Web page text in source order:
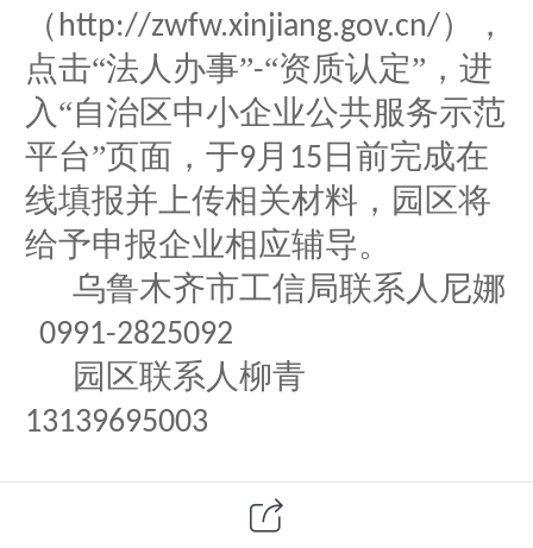
（ http://zwfw.xinjiang.gov.cn/），
点击“法人办事”-“资质认定”，进
入“自治区中小企业公共服务示范
平台”页面，于9月 15 日前完成在
线填报并上传相关材料 ， 园区将
给予申报企业相应辅导。
乌鲁木齐市工信局联系人尼娜
0991-2825092
园区联系人柳青
13139695003